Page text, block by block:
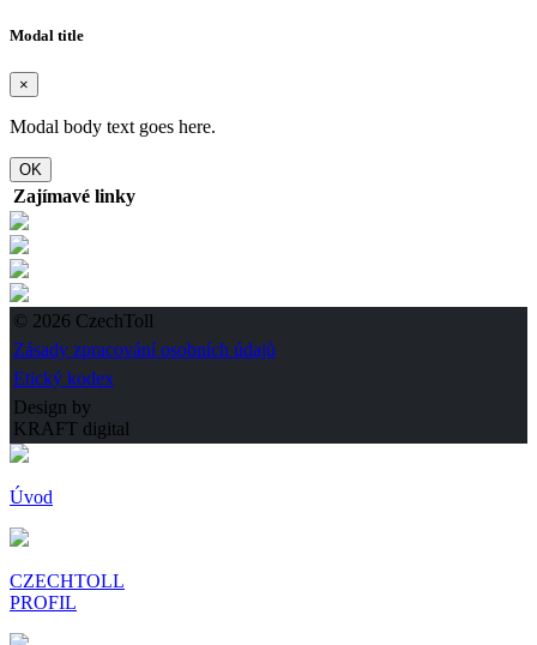
Modal title
×
Modal body text goes here.
OK
Zajímavé linky
© 2026 CzechToll
Zásady zpracování osobních údajů
Etický kodex
Design by
KRAFT digital
Úvod
CZECHTOLL
PROFIL